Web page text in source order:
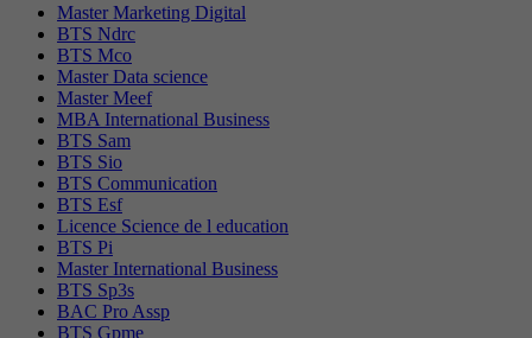
Master Marketing Digital
BTS Ndrc
BTS Mco
Master Data science
Master Meef
MBA International Business
BTS Sam
BTS Sio
BTS Communication
BTS Esf
Licence Science de l education
BTS Pi
Master International Business
BTS Sp3s
BAC Pro Assp
BTS Gpme